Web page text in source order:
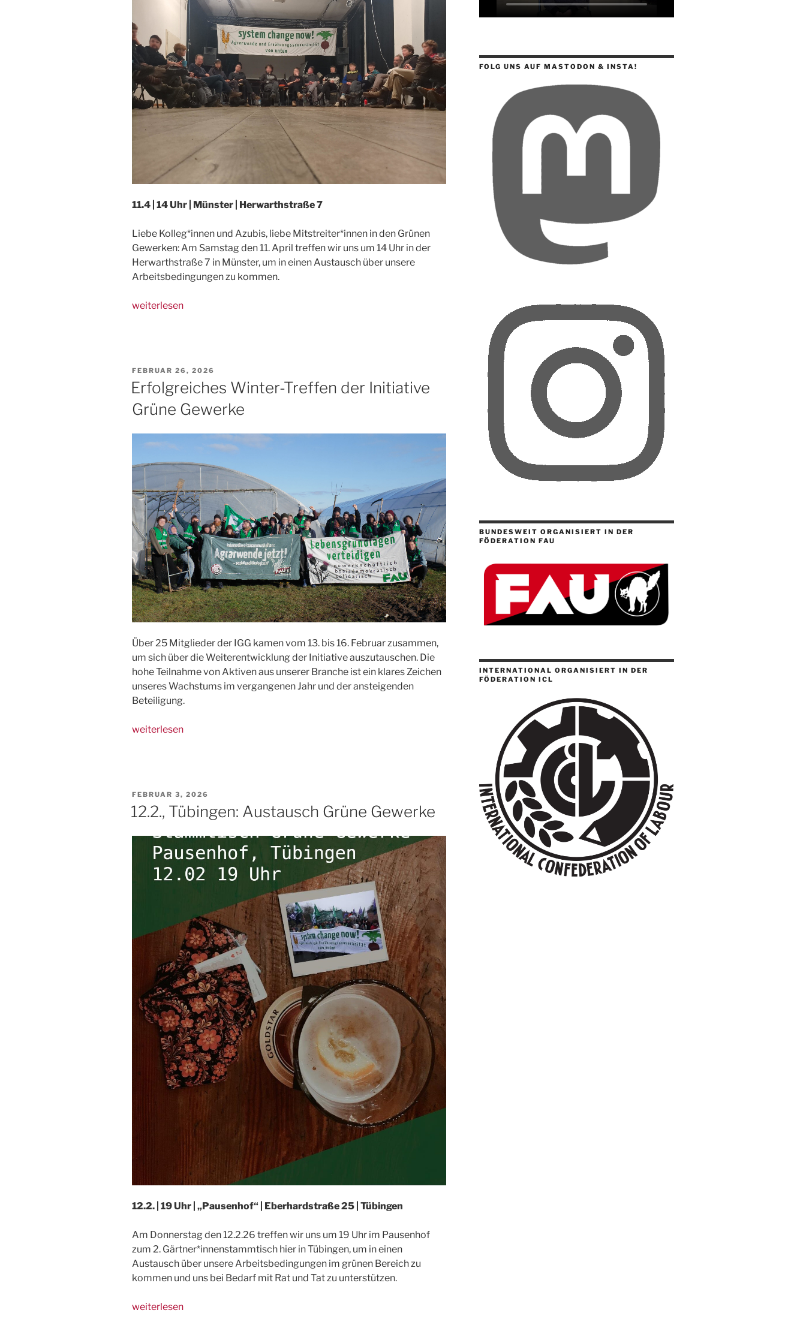
11.4 | 14 Uhr | Münster | Herwarthstraße 7
Liebe Kolleg*innen und Azubis, liebe Mitstreiter*innen in den Grünen
Gewerken: Am Samstag den 11. April treffen wir uns um 14 Uhr in der
Herwarthstraße 7 in Münster, um in einen Austausch über unsere
Arbeitsbedingungen zu kommen.
„11.
weiterlesen
VERÖFFENTLICHT
AM
FEBRUAR 26, 2026
Erfolgreiches Winter-Treffen der Initiative
Grüne Gewerke
Über 25 Mitglieder der IGG kamenvom 13. bis 16. Februarzusammen,
um sich über die Weiterentwicklung der Initiative auszutauschen. Die
hoheTeilnahmevon Aktiven aus unserer Branche istein klares Zeichen
unseresWachstums im vergangenen Jahr und deransteigenden
Beteiligung.
„Erfolgreiches
Grüne
Gewerke“
weiterlesen
VERÖFFENTLICHT
AM
FEBRUAR 3, 2026
12.2., Tübingen: Austausch Grüne Gewerke
12.2. | 19 Uhr | „Pausenhof“ | Eberhardstraße 25 | Tübingen
Am Donnerstag den 12.2.26 treffen wir uns um 19 Uhr im Pausenhof
zum 2. Gärtner*innenstammtisch hier in Tübingen, um in einen
Austausch über unsere Arbeitsbedingungen im grünen Bereich zu
kommen und uns bei Bedarf mit Rat und Tat zu unterstützen.
„12.2.,
weiterlesen
FOLG UNS AUF MASTODON & INSTA!
BUNDESWEIT ORGANISIERT IN DER
FÖDERATION FAU
INTERNATIONAL ORGANISIERT IN DER
FÖDERATION ICL